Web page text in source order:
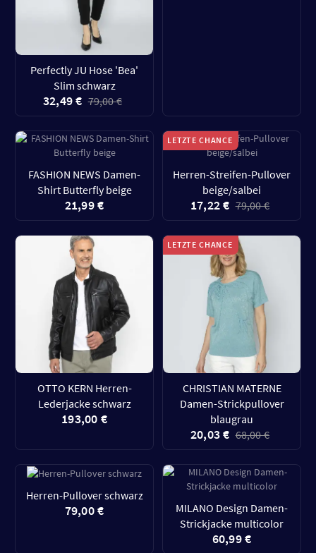
Perfectly JU Hose 'Bea'
Slim schwarz
32,49 € 79,00 €
FASHION NEWS Damen-
Shirt Butterfly beige
21,99 €
LETZTE CHANCE
Herren-Streifen-Pullover
beige/salbei
17,22 € 79,00 €
OTTO KERN Herren-
Lederjacke schwarz
193,00 €
LETZTE CHANCE
CHRISTIAN MATERNE
Damen-Strickpullover
blaugrau
20,03 € 68,00 €
Herren-Pullover schwarz
79,00 €
MILANO Design Damen-
Strickjacke multicolor
60,99 €